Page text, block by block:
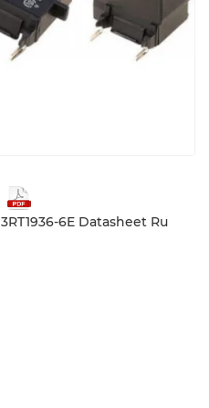
3RT1936-6E Datasheet Ru